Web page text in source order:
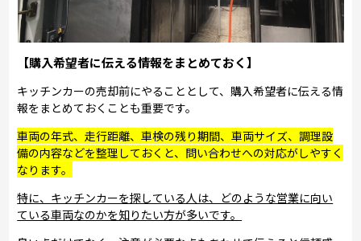
【購入希望者に伝える情報をまとめておく】
キッチンカーの売却前にやることとして、購入希望者に伝える情
報をまとめておくことも重要です。
車両の年式、走行距離、車検の残り期間、車両サイズ、調理設
備の内容などを整理しておくと、問い合わせへの対応がしやすく
なります。
特に、キッチンカーを探している人は、どのような営業に向い
ている車両なのかを知りたい方が多いです。